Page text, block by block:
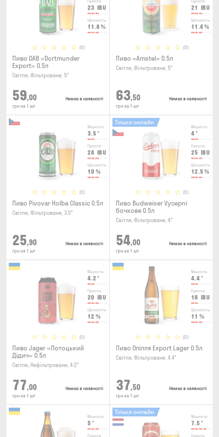
Гіркота
23 IBU
Щільність
11.8 %
(0)
Пиво DAB «Dortmunder
Export» 0.5л
Світле, Фільтроване, 5°
59,00
грн за 1 шт
Немає в наявності
Гіркота
21 IBU
Щільність
11.4 %
(0)
Пиво «Amstel» 0.5л
Світле, Фільтроване, 5°
63,50
грн за 1 шт
Немає в наявності
Міцність
3.5 °
Гіркота
24 IBU
Щільність
10 %
(0)
Пиво Pivovar Holba Classic 0.5л
Світле, Фільтроване, 3.5°
25,90
грн за 1 шт
Немає в наявності
Міцність
4 °
Гіркота
25 IBU
Щільність
12.5 %
(0)
Тільки онлайн
Пиво Budweiser Vycepni
бочкове 0.5л
Світле, Фільтроване, 4°
54,00
грн за 1 шт
Немає в наявності
Міцність
4.2 °
Гіркота
20 IBU
Щільність
12 %
(0)
Пиво Jager «Потоцький
Дідич» 0.5л
Світле, Нефільтроване, 4.2°
77,00
грн за 1 шт
Немає в наявності
Міцність
4.4 °
Гіркота
16 IBU
Щільність
11 %
(0)
Пиво Опілля Export Lager 0.5л
Світле, Фільтроване, 4.4°
37,50
грн за 1 шт
Немає в наявності
Міцність
5 °
Гіркота
Міцність
7.5 °
Гіркота
Тільки онлайн